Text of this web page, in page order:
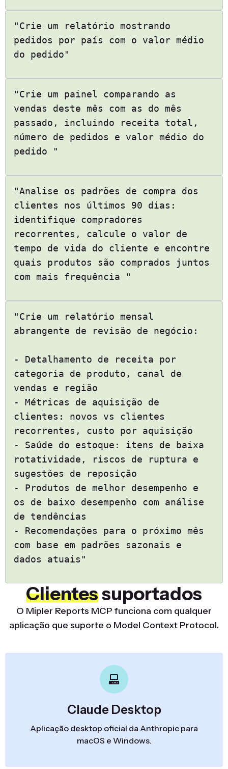
"Crie um relatório mostrando
pedidos por país com o valor médio
do pedido"
"Crie um painel comparando as
vendas deste mês com as do mês
passado, incluindo receita total,
número de pedidos e valor médio do
pedido "
"Analise os padrões de compra dos
clientes nos últimos 90 dias:
identifique compradores
recorrentes, calcule o valor de
tempo de vida do cliente e encontre
quais produtos são comprados juntos
com mais frequência "
"Crie um relatório mensal
abrangente de revisão de negócio:
- Detalhamento de receita por
categoria de produto, canal de
vendas e região
- Métricas de aquisição de
clientes: novos vs clientes
recorrentes, custo por aquisição
- Saúde do estoque: itens de baixa
rotatividade, riscos de ruptura e
sugestões de reposição
- Produtos de melhor desempenho e
os de baixo desempenho com análise
de tendências
- Recomendações para o próximo mês
com base em padrões sazonais e
dados atuais"
Clientessuportados
O Mipler Reports MCP funciona com qualquer
aplicação que suporte o Model Context Protocol.
Claude Desktop
Aplicação desktop oficial da Anthropic para
macOS e Windows.